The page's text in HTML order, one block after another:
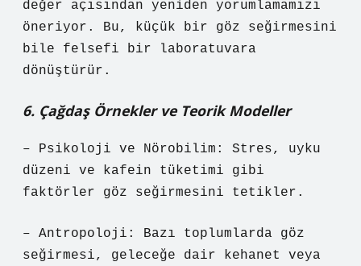
değer açısından yeniden yorumlamamızı
öneriyor. Bu, küçük bir göz seğirmesini
bile felsefi bir laboratuvara
dönüştürür.
6. Çağdaş Örnekler ve Teorik Modeller
– Psikoloji ve Nörobilim: Stres, uyku
düzeni ve kafein tüketimi gibi
faktörler göz seğirmesini tetikler.
– Antropoloji: Bazı toplumlarda göz
seğirmesi, geleceğe dair kehanet veya